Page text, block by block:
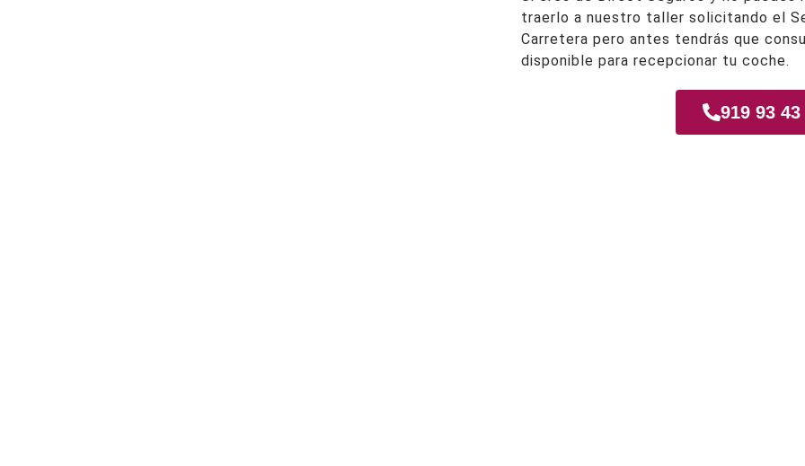
traerlo a nuestro taller solicitando el
Carretera pero antes tendrás que
disponible para recepcionar tu coche.
919 93 43